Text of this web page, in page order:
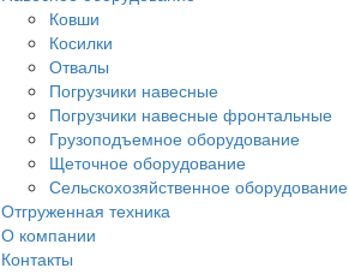
Ковши
Косилки
Отвалы
Погрузчики навесные
Погрузчики навесные фронтальные
Грузоподъемное оборудование
Щеточное оборудование
Сельскохозяйственное оборудование
Отгруженная техника
О компании
Контакты